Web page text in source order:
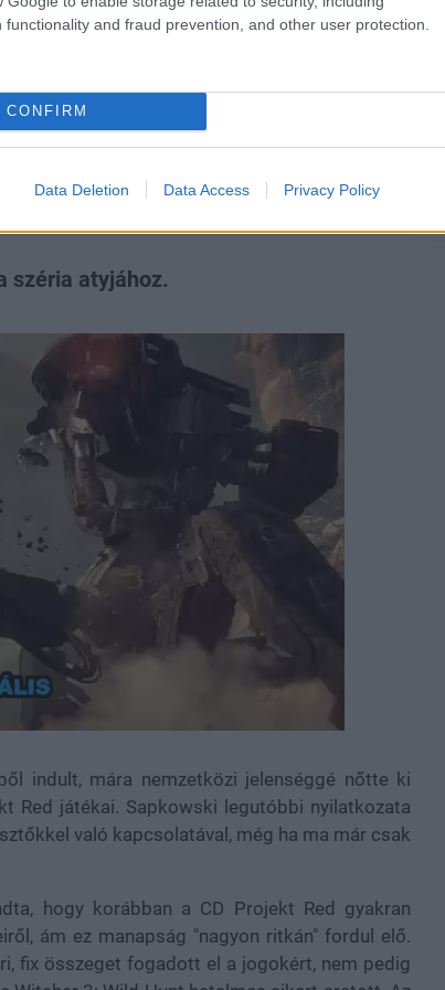
functionality and fraud prevention, and other user protection.
CONFIRM
Data Deletion Data Access Privacy Policy
már nem kéri ki
mint korábban
széria atyjához.
indult, mára nemzetközi jelenséggé nőtte ki
Red játékai. Sapkowski legutóbbi nyilatkozata
való kapcsolatával, még ha ma már csak
hogy korábban a CD Projekt Red gyakran
ám ez manapság "nagyon ritkán" fordul elő.
fix összeget fogadott el a jogokért, nem pedig